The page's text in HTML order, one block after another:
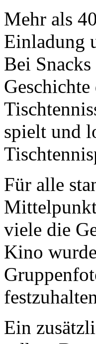
Mehr als
Einladung
Bei
spielt und
Für alle
viele die
Kino
Ein